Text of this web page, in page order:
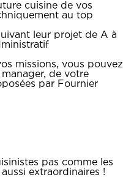
cuisine de vos
au top
leur projet de A à
missions, vous pouvez
de votre
par Fournier
pas comme les
extraordinaires !